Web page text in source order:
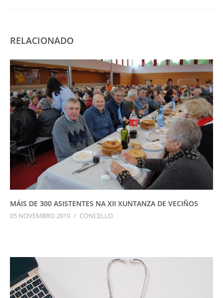
RELACIONADO
MÁIS DE 300 ASISTENTES NA XII XUNTANZA DE VECIÑOS
05 NOVEMBRO 2019 / CONCELLO